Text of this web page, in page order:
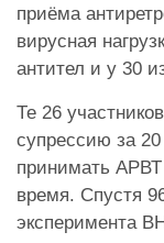
приёма
вирусная
антител и у 30
Те 26
супрессию за
принимать АРВТ
время. Спустя
эксперимента